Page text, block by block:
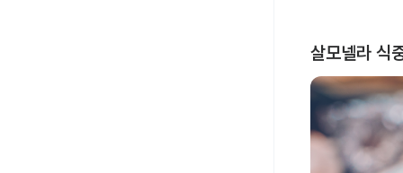
살모넬라 식